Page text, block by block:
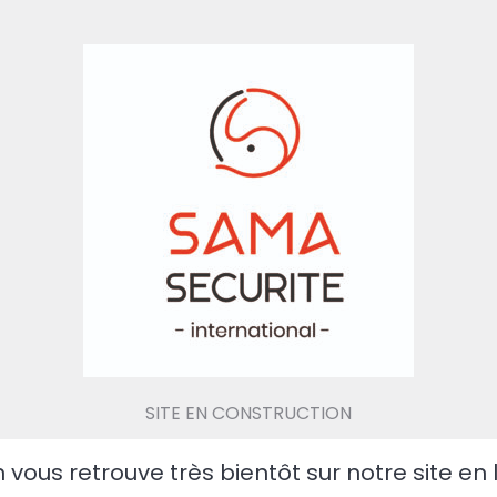
SITE EN CONSTRUCTION
vous retrouve très bientôt sur notre site en